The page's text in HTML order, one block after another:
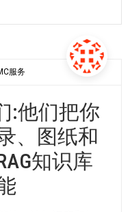
服务
:他们把你
、图纸和
知识库